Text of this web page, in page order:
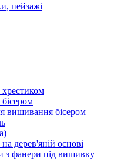
пейзажі
вишивання бісером
дерев'яній основі
з фанери під вишивку